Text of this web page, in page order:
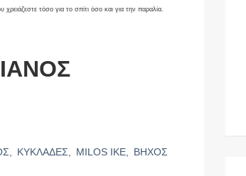
τόσο για το σπίτι όσο και για την παραλία.
ΚΥΚΛΑΔΕΣ, MILOS IKE,
ΒΗΧΟΣ